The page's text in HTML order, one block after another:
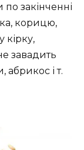
закінченні
корицю,
кірку,
завадить
абрикос і т.